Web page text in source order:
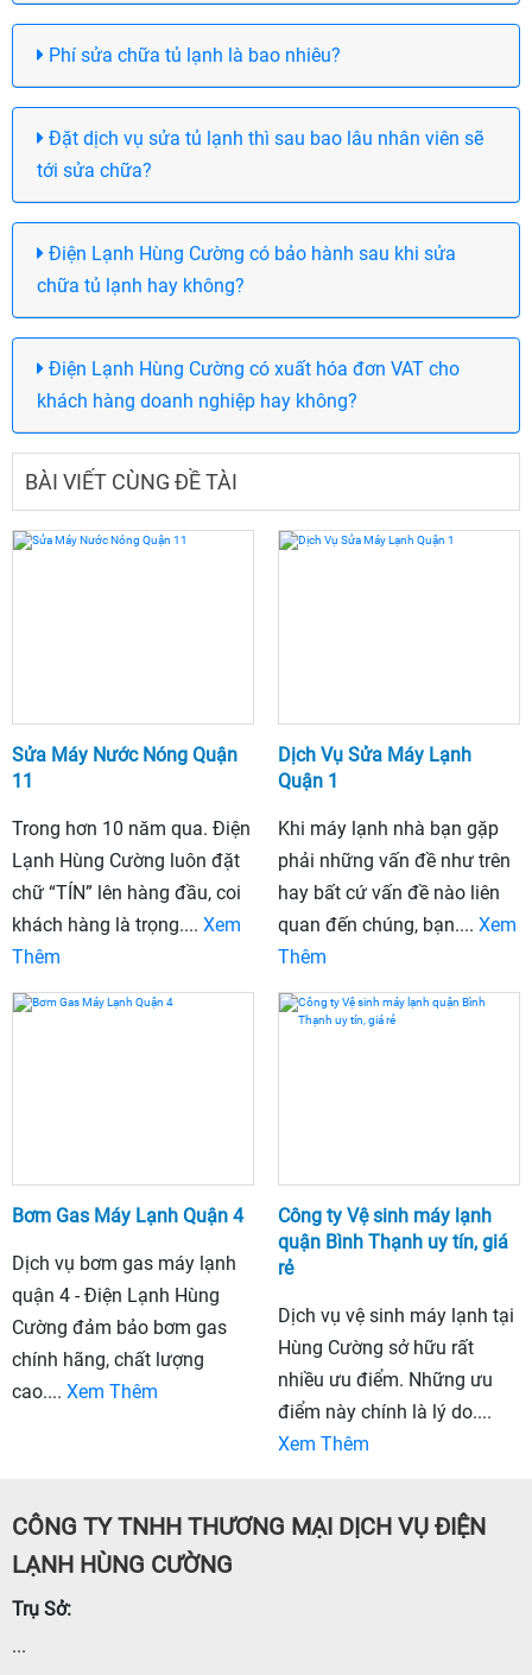
Phí sửa chữa tủ lạnh là bao nhiêu?
Đặt dịch vụ sửa tủ lạnh thì sau bao lâu nhân viên sẽ
tới sửa chữa?
Điện Lạnh Hùng Cường có bảo hành sau khi sửa
chữa tủ lạnh hay không?
Điện Lạnh Hùng Cường có xuất hóa đơn VAT cho
khách hàng doanh nghiệp hay không?
BÀI VIẾT CÙNG ĐỀ TÀI
Sửa Máy Nước Nóng Quận
11
Trong hơn 10 năm qua. Điện
Lạnh Hùng Cường luôn đặt
chữ “TÍN” lên hàng đầu, coi
khách hàng là trọng.... Xem
Thêm
Dịch Vụ Sửa Máy Lạnh
Quận 1
Khi máy lạnh nhà bạn gặp
phải những vấn đề như trên
hay bất cứ vấn đề nào liên
quan đến chúng, bạn.... Xem
Thêm
Bơm Gas Máy Lạnh Quận 4
Dịch vụ bơm gas máy lạnh
quận 4 - Điện Lạnh Hùng
Cường đảm bảo bơm gas
chính hãng, chất lượng
cao.... Xem Thêm
Công ty Vệ sinh máy lạnh
quận Bình Thạnh uy tín, giá
rẻ
Dịch vụ vệ sinh máy lạnh tại
Hùng Cường sở hữu rất
nhiều ưu điểm. Những ưu
điểm này chính là lý do....
Xem Thêm
CÔNG TY TNHH THƯƠNG MẠI DỊCH VỤ ĐIỆN
LẠNH HÙNG CƯỜNG
Trụ Sở:
...